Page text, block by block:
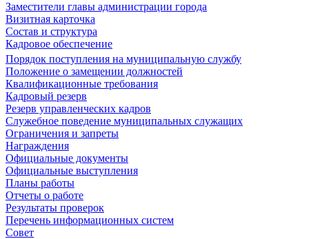
Заместители главы администрации города
Визитная карточка
Состав и структура
Кадровое обеспечение
Порядок поступления на муниципальную службу
Положение о замещении должностей
Квалификационные требования
Кадровый резерв
Резерв управленческих кадров
Служебное поведение муниципальных служащих
Ограничения и запреты
Награждения
Официальные документы
Официальные выступления
Планы работы
Отчеты о работе
Результаты проверок
Перечень информационных систем
Совет